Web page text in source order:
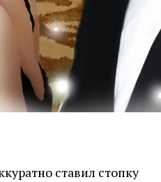
ставил стопку